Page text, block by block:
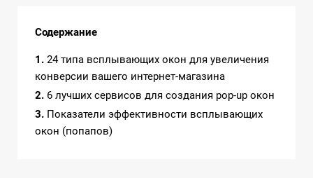
Содержание
1
24 типа всплывающих окон для увеличения
конверсии вашего интернет-магазина
2 6 лучших сервисов для создания pop-up окон
3 Показатели эффективности всплывающих
окон (попапов)